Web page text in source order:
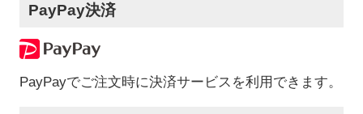
PayPay決済
PayPayでご注文時に決済サービスを利用できます。